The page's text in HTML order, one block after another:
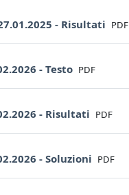
- Risultati File
PDF
- Testo File
PDF
- Risultati File
PDF
- Soluzioni File
PDF